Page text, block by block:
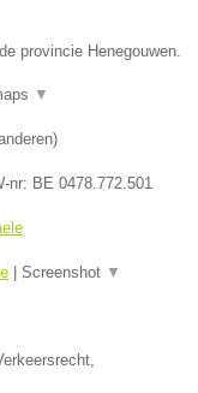
provincie Henegouwen.
▼
)
nr: BE 0478.772.501
Screenshot ▼